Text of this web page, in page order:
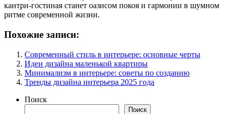
кантри-гостиная станет оазисом покоя и гармонии в шумном
ритме современной жизни.
Похожие записи:
Современный стиль в интерьере: основные черты
Идеи дизайна маленькой квартиры
Минимализм в интерьере: советы по созданию
Тренды дизайна интерьера 2025 года
Поиск
Поиск